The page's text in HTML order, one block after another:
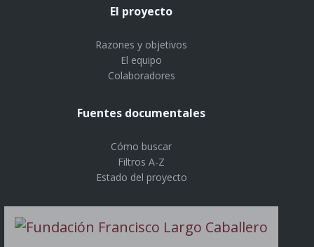
El proyecto
Razones y objetivos
El equipo
Colaboradores
Fuentes documentales
Cómo buscar
Filtros A-Z
Estado del proyecto